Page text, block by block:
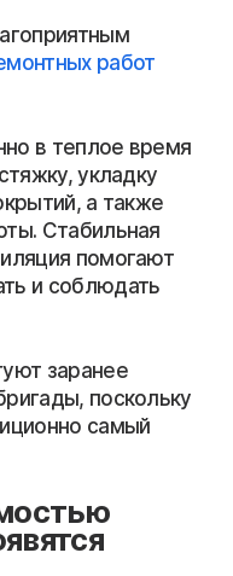
работ
в теплое время
укладку
а также
Стабильная
помогают
и соблюдать
заранее
поскольку
самый